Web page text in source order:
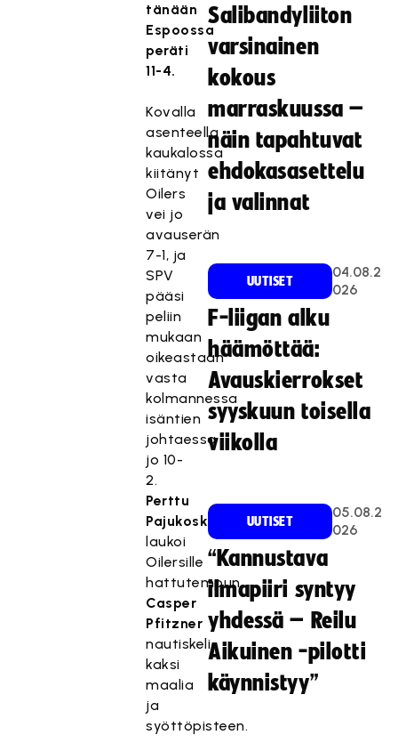
tänään
Espoossa
peräti
11-4.
Kovalla
asenteella
kaukalossa
kiitänyt
Oilers
vei jo
avauserän
7-1, ja
SPV
pääsi
peliin
mukaan
oikeastaan
vasta
kolmannessa
isäntien
johtaessa
jo 10-
2.
Perttu
Pajukoski
laukoi
Oilersille
hattutempun,
Casper
Pfitzner
nautiskeli
kaksi
maalia
ja
syöttöpisteen.
Salibandyliiton
varsinainen
kokous
marraskuussa –
näin tapahtuvat
ehdokasasettelu
ja valinnat
UUTISET
04.08.2
026
F-liigan alku
häämöttää:
Avauskierrokset
syyskuun toisella
viikolla
UUTISET
05.08.2
026
“Kannustava
ilmapiiri syntyy
yhdessä – Reilu
Aikuinen -pilotti
käynnistyy”